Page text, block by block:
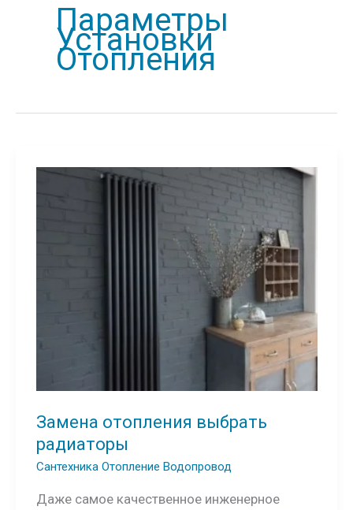
Параметры
Установки
Отопления
Замена отопления выбрать
радиаторы
Сантехника Отопление Водопровод
Даже самое качественное инженерное